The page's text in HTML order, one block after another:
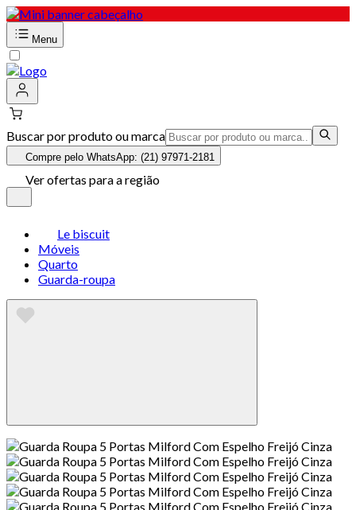
Menu
Buscar por produto ou marca
Compre pelo WhatsApp: (21) 97971-2181
Ver ofertas para a região
Le biscuit
Móveis
Quarto
Guarda-roupa